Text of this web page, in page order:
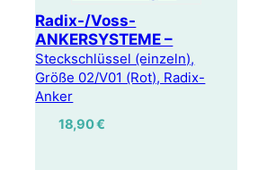
Radix-/Voss-
ANKERSYSTEME –
Steckschlüssel (einzeln),
Größe 02/V01 (Rot), Radix-
Anker
18,90€